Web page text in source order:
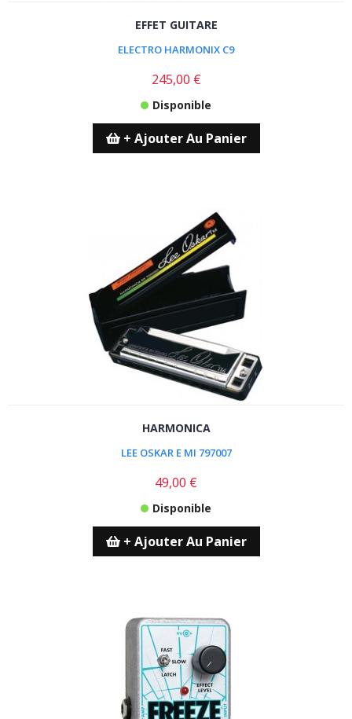
EFFET GUITARE
ELECTRO HARMONIX C9
245,00 €
Disponible
+ Ajouter Au Panier
HARMONICA
LEE OSKAR E MI 797007
49,00 €
Disponible
+ Ajouter Au Panier